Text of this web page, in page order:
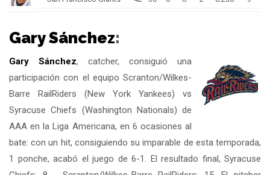
Gary Sánchez:
Gary Sánchez, catcher, consiguió una
participación con el equipo Scranton/Wilkes-
Barre RailRiders (New York Yankees) vs
Syracuse Chiefs (Washington Nationals) de
AAA en la Liga Americana, en 6 ocasiones al
bate: con un hit, consiguiendo su imparable de esta temporada,
1 ponche, acabó el juego de 6-1. El resultado final, Syracuse